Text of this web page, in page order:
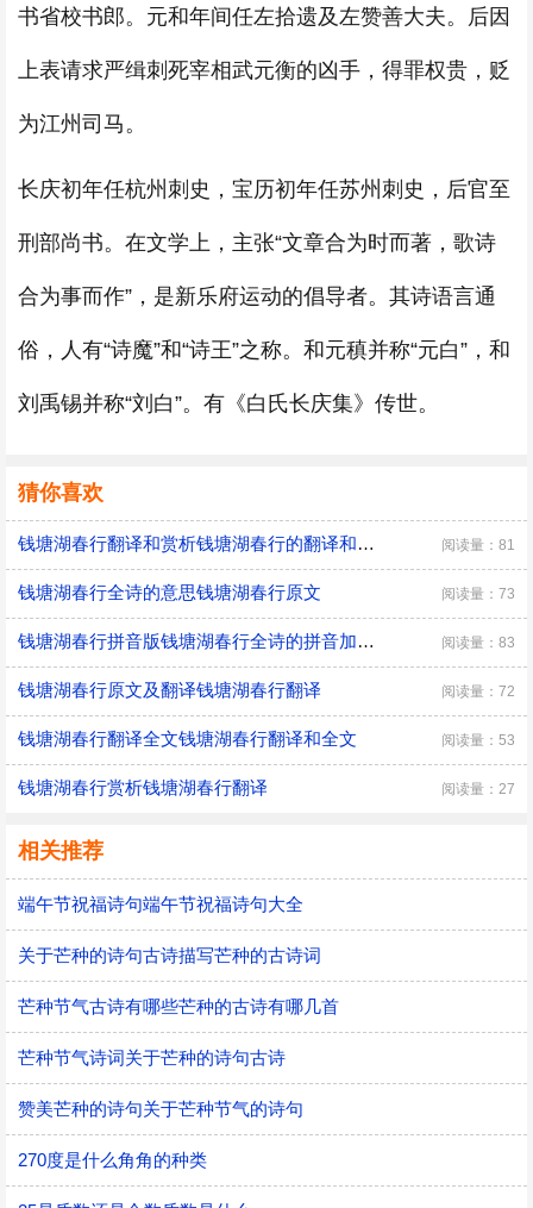
书省校书郎。元和年间任左拾遗及左赞善大夫。后因
上表请求严缉刺死宰相武元衡的凶手，得罪权贵，贬
为江州司马。
长庆初年任杭州刺史，宝历初年任苏州刺史，后官至
刑部尚书。在文学上，主张“文章合为时而著，歌诗
合为事而作”，是新乐府运动的倡导者。其诗语言通
俗，人有“诗魔”和“诗王”之称。和元稹并称“元白”，和
刘禹锡并称“刘白”。有《白氏长庆集》传世。
猜你喜欢
钱塘湖春行翻译和赏析钱塘湖春行的翻译和赏析 阅读量：81
钱塘湖春行全诗的意思钱塘湖春行原文 阅读量：73
钱塘湖春行拼音版钱塘湖春行全诗的拼音加全文 阅读量：83
钱塘湖春行原文及翻译钱塘湖春行翻译 阅读量：72
钱塘湖春行翻译全文钱塘湖春行翻译和全文 阅读量：53
钱塘湖春行赏析钱塘湖春行翻译 阅读量：27
相关推荐
端午节祝福诗句端午节祝福诗句大全
关于芒种的诗句古诗描写芒种的古诗词
芒种节气古诗有哪些芒种的古诗有哪几首
芒种节气诗词关于芒种的诗句古诗
赞美芒种的诗句关于芒种节气的诗句
270度是什么角角的种类